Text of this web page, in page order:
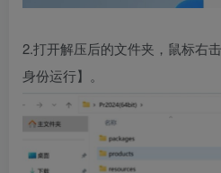
2.打开解压后的文件夹，鼠标右
身份运行】。